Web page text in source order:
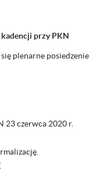
przy PKN
plenarne posiedzenie
23 czerwca 2020 r.